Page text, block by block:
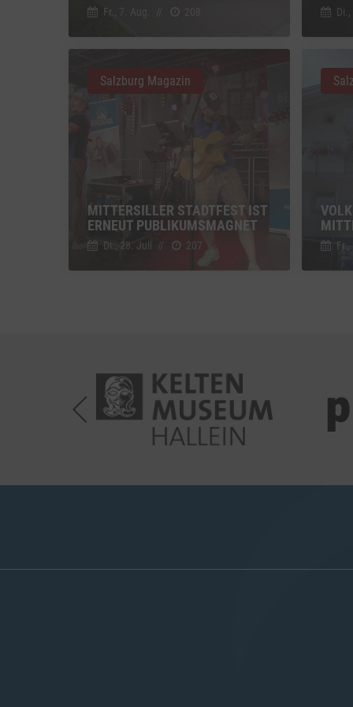
Fr., 7. Aug. Di.,
MITTERSILLER STADTFEST IST
ERNEUT PUBLIKUMSMAGNET
Di., 28. Juli // 207
Salzburg Magazin